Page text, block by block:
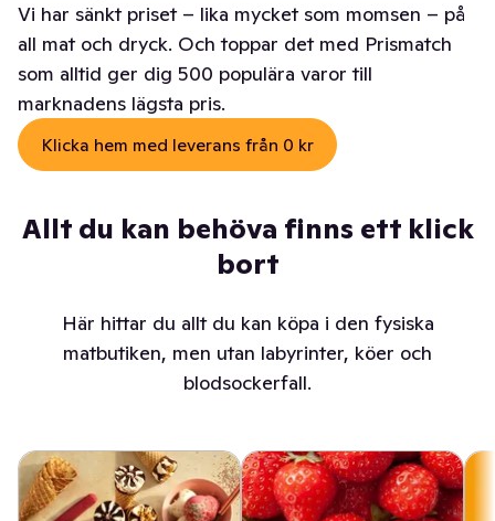
Vi har sänkt priset – lika mycket som momsen – på
all mat och dryck. Och toppar det med Prismatch
som alltid ger dig 500 populära varor till
marknadens lägsta pris.
Klicka hem med leverans från 0 kr
Allt du kan behöva finns ett klick
bort
Här hittar du allt du kan köpa i den fysiska
matbutiken, men utan labyrinter, köer och
blodsockerfall.